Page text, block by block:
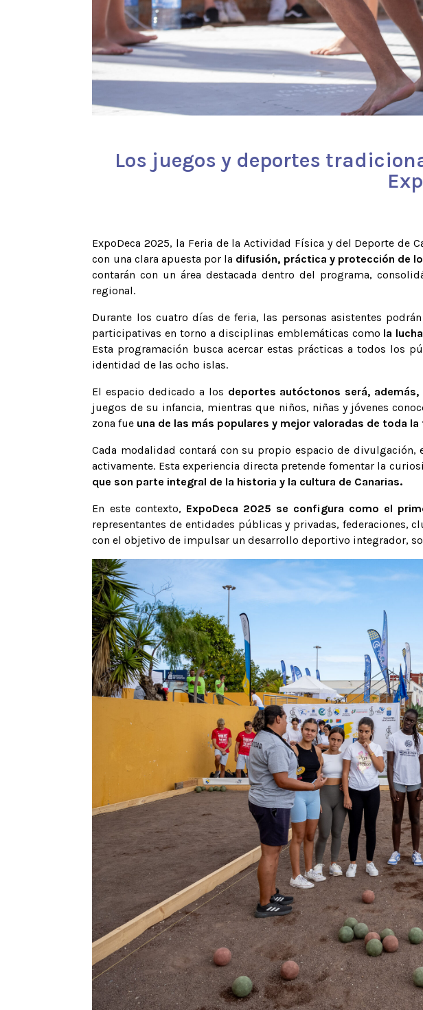
Los juegos y deportes
ExpoDeca 2025, la Feria de la Actividad Física y del Deporte de
con una clara apuesta por la difusión, práctica y protección de
contarán con un área destacada dentro del programa,
regional.
Durante los cuatro días de feria, las personas asistentes
participativas en torno a disciplinas emblemáticas como la
Esta programación busca acercar estas prácticas a todos los
identidad de las ocho islas.
El espacio dedicado a los deportes autóctonos será,
juegos de su infancia, mientras que niños, niñas y jóvenes
zona fue una de las más populares y mejor valoradas de toda la
Cada modalidad contará con su propio espacio de
activamente. Esta experiencia directa pretende fomentar la
que son parte integral de la historia y la cultura de Canarias.
En este contexto, ExpoDeca 2025 se configura como el
representantes de entidades públicas y privadas, federaciones,
con el objetivo de impulsar un desarrollo deportivo integrador,